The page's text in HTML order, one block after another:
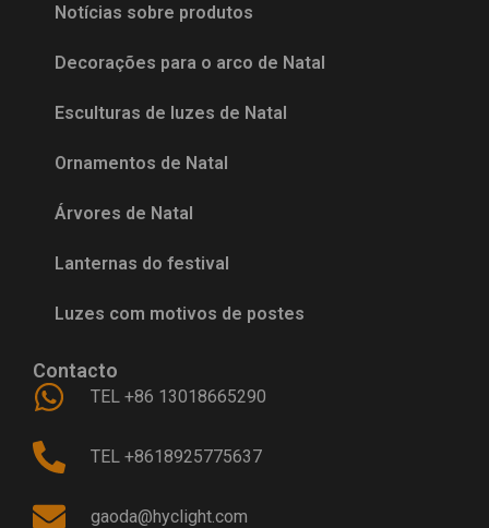
Notícias sobre produtos
Decorações para o arco de Natal
Esculturas de luzes de Natal
Ornamentos de Natal
Árvores de Natal
Lanternas do festival
Luzes com motivos de postes
Contacto
TEL +86 13018665290
TEL +8618925775637
gaoda@hyclight.com